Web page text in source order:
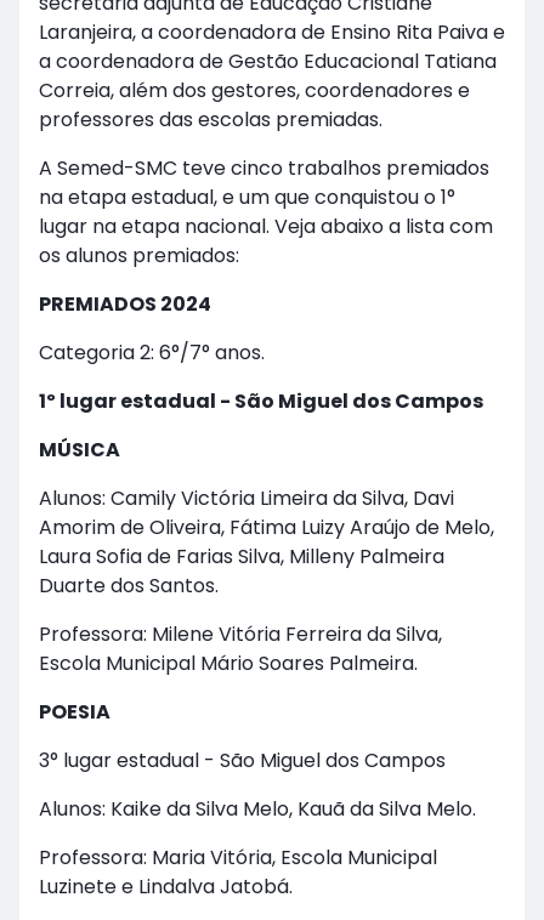
Laranjeira, a coordenadora de Ensino Rita Paiva e
a coordenadora de Gestão Educacional Tatiana
Correia, além dos gestores, coordenadores e
professores das escolas premiadas.
A Semed-SMC teve cinco trabalhos premiados
na etapa estadual, e um que conquistou o 1°
lugar na etapa nacional. Veja abaixo a lista com
os alunos premiados:
PREMIADOS 2024
Categoria 2: 6°/7° anos.
1º lugar estadual - São Miguel dos Campos
MÚSICA
Alunos: Camily Victória Limeira da Silva, Davi
Amorim de Oliveira, Fátima Luizy Araújo de Melo,
Laura Sofia de Farias Silva, Milleny Palmeira
Duarte dos Santos.
Professora: Milene Vitória Ferreira da Silva,
Escola Municipal Mário Soares Palmeira.
POESIA
3° lugar estadual - São Miguel dos Campos
Alunos: Kaike da Silva Melo, Kauã da Silva Melo.
Professora: Maria Vitória, Escola Municipal
Luzinete e Lindalva Jatobá.